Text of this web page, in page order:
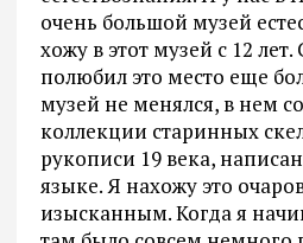
очень большой музей
хожу в этот музей с 12 лет.
полюбил это место еще
музей не менялся, в нем
коллекции старинных
рукописи 19 века,
языке. Я нахожу это
изысканным. Когда я